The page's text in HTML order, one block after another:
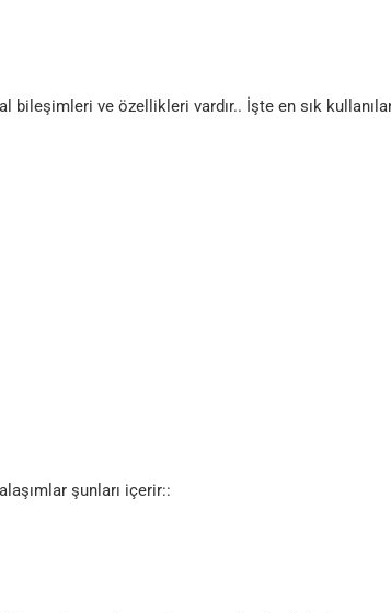
bileşimleri ve özellikleri vardır.. İşte en sık
şunları içerir::